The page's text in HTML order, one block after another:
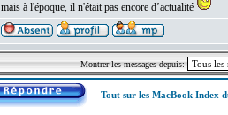
mais à l'époque, il n'était pas encore d’actualité
Montrer les messages depuis:
Tout sur les MacBook Index